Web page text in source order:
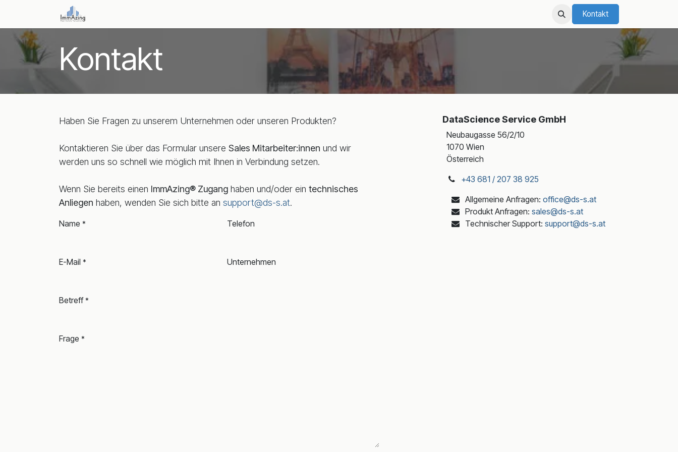
Kontakt
Kontakt
Haben Sie Fragen zu unserem Unternehmen oder unseren Produkten?
Kontaktieren Sie über das Formular unsere Sales Mitarbeiter:innen und wir
werden uns so schnell wie möglich mit Ihnen in Verbindung setzen.
Wenn Sie bereits einen ImmAzing® Zugang haben und/oder ein technisches
Anliegen haben, wenden Sie sich bitte an support@ds-s.at.
Name * Telefon
E-Mail * Unternehmen
Betreff *
Frage *
DataScience Service GmbH
Neubaugasse 56/2/10
1070 Wien
Österreich
+43 681 / 207 38 925
Allgemeine Anfragen: office@ds-s.at
Produkt Anfragen: sales@ds-s.at
Technischer Support: support@ds-s.at